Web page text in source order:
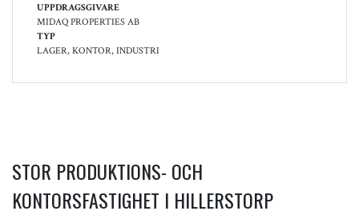
UPPDRAGSGIVARE
MIDAQ PROPERTIES AB
TYP
LAGER, KONTOR, INDUSTRI
STOR PRODUKTIONS- OCH
KONTORSFASTIGHET I HILLERSTORP